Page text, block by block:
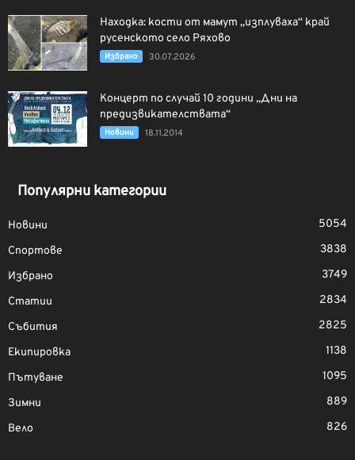
Находка: кости от мамут „изплуваха“ край
русенското село Ряхово
Избрано 30.07.2026
Концерт по случай 10 години „Дни на
предизвикателствата“
Новини 18.11.2014
Популярни категории
Новини
5054
Спортове
3838
Избрано
3749
Статии
2834
Събития
2825
Екипировка
1138
Пътуване
1095
Зимни
889
Вело
826